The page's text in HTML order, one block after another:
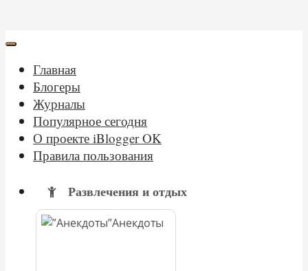
Главная
Блогеры
Журналы
Популярное сегодня
О проекте iBlogger OK
Правила пользования
Развлечения и отдых
Анекдоты